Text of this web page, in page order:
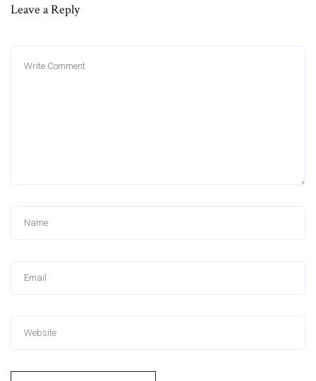
Leave a Reply